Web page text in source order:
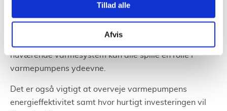
Tillad alle
Afvis
Udover klimaet i Holstebro er der flere faktorer, der
bør overvejes ved valg af varmepumpe.
nuværende varmesystem kan alle spille en rolle i
varmepumpens ydeevne.
Det er også vigtigt at overveje varmepumpens
energieffektivitet samt hvor hurtigt investeringen vil